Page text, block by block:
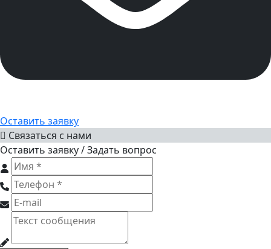
Оставить заявку
Связаться с нами
Оставить заявку / Задать вопрос